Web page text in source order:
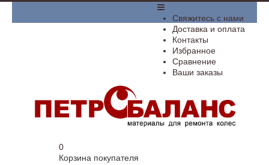
­Свяжитесь с нами
Доставка и оплата
Контакты
Избранное
Сравнение
Ваши заказы
0
Корзина покупателя